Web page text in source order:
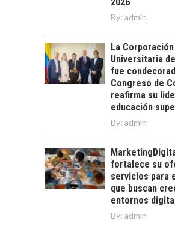
ALLÁ DEL CRÉDITO
BANCARIO
pymes en Chile:
alternativas que
trascienden el
crédito…
EL CRECIMIENTO DE
LOS SERVICIOS
DIGITALES
EXPORTADOS DESDE
CHILE
El auge de las
exportaciones de
servicios digitales en
Chile:…
TURISMO EN EL
DESIERTO DE
ATACAMA:
OPORTUNIDADES
PARA EL
DESARROLLO LOCAL
By: admin
La Corporación
Universitaria
fue
Congreso de
reafirma su
educación
By: admin
fortalece su
servicios para
que buscan
entornos
By: admin